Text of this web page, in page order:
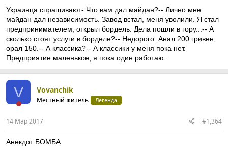
Украинца спрашивают- Что вам дал майдан?-- Лично мне
майдан дал независимость. Завод встал, меня уволили. Я стал
предпринимателем, открыл бордель. Дела пошли в гору...-- А
сколько стоят услуги в борделе?-- Недорого. Анал 200 гривен,
орал 150.-- А классика?-- А классики у меня пока нет.
Предприятие маленькое, я пока один работаю...
V Vovanchik
Местный житель Легенда
14 Мар 2017 #1,364
Анекдот БОМБА